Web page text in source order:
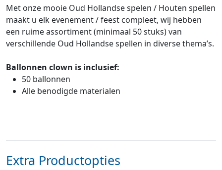
Met onze mooie Oud Hollandse spelen / Houten spellen
maakt u elk evenement / feest compleet, wij hebben
een ruime assortiment (minimaal 50 stuks) van
verschillende Oud Hollandse spellen in diverse thema’s.
Ballonnen clown is inclusief:
50 ballonnen
Alle benodigde materialen
Extra Productopties